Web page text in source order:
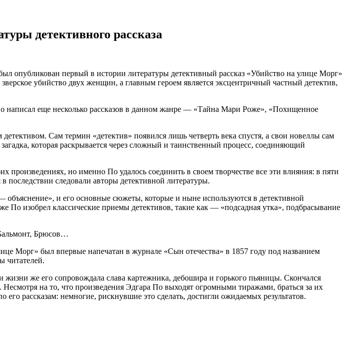
детективного рассказа
опубликован первый в истории литературы детективный рассказ «Убийство на улице Морг»
убийство двух женщин, а главным героем является эксцентричный частный детектив,
написал еще несколько рассказов в данном жанре — «Тайна Мари Роже», «Похищенное
Сам термин «детектив» появился лишь четверть века спустя, а свои новеллы сам
которая раскрывается через сложный и таинственный процесс, соединяющий
произведениях, но именно По удалось соединить в своем творчестве все эти влияния: в пяти
следовали авторы детективной литературы.
и его основные сюжеты, которые и ныне используются в детективной
изобрел классические приемы детективов, такие как — «подсадная утка», подбрасывание
Брюсов…
Морг» был впервые напечатан в журнале «Сын отечества» в 1857 году под названием
читателей.
же его сопровождала слава картежника, дебошира и горького пьяницы. Скончался
на то, что произведения Эдгара По выходят огромными тиражами, браться за их
рассказам: немногие, рискнувшие это сделать, достигли ожидаемых результатов.